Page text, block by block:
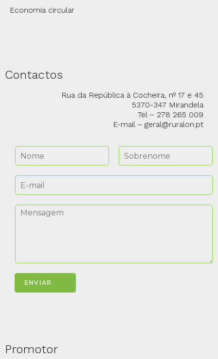
Economia circular
Contactos
Rua da República à Cocheira, nº 17 e 45
5370-347 Mirandela
Tel – 278 265 009
E-mail – geral@ruralon.pt
ENVIAR
Promotor